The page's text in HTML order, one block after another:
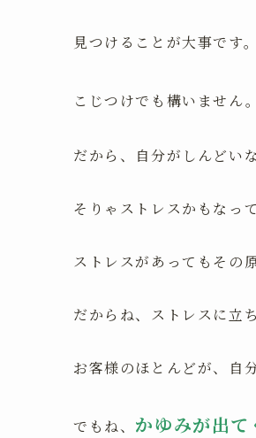
見つけることが大事です。
こじつけでも構いません。
だから、自分がしんどい
そりゃストレスかもなっ
ストレスがあってもその
だからね、ストレスに立
お客様のほとんどが、自
でもね、 かゆみが出て